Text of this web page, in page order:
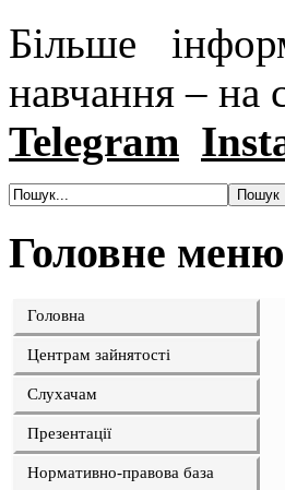
Більше
навчання – на
Telegram
Головне меню
Головна
Центрам зайнятості
Слухачам
Презентації
Нормативно-правова база